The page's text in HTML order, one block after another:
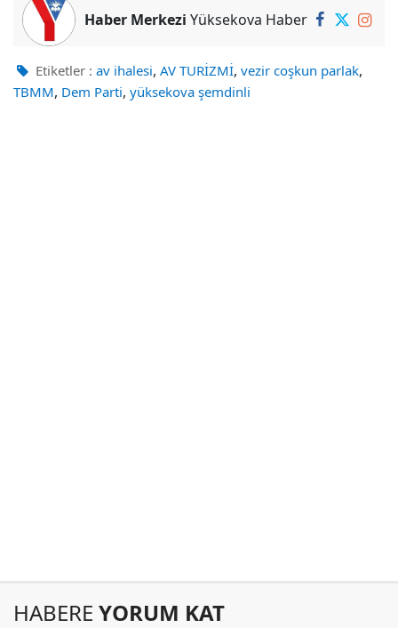
Haber Merkezi Yüksekova Haber
Etiketler : av ihalesi, AV TURİZMİ, vezir coşkun parlak,
TBMM, Dem Parti, yüksekova şemdinli
HABERE YORUM KAT